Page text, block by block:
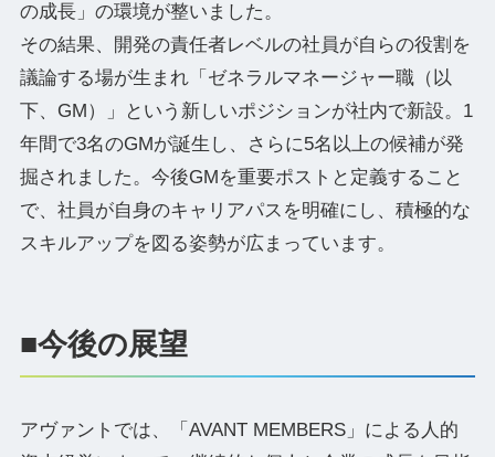
の成長」の環境が整いました。
その結果、開発の責任者レベルの社員が自らの役割を
議論する場が生まれ「ゼネラルマネージャー職（以
下、GM）」という新しいポジションが社内で新設。1
年間で3名のGMが誕生し、さらに5名以上の候補が発
掘されました。今後GMを重要ポストと定義すること
で、社員が自身のキャリアパスを明確にし、積極的な
スキルアップを図る姿勢が広まっています。
■今後の展望
アヴァントでは、「AVANT MEMBERS」による人的